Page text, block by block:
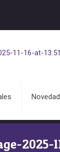
2025-